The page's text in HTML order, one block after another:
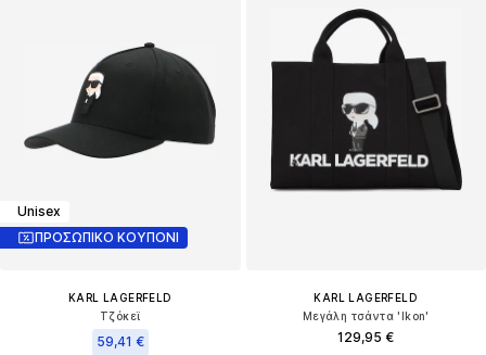
Unisex
ΠΡΟΣΩΠΙΚΟ ΚΟΥΠΟΝΙ
KARL LAGERFELD
Τζόκεϊ
59,41 €
KARL LAGERFELD
Μεγάλη τσάντα 'Ikon'
129,95 €